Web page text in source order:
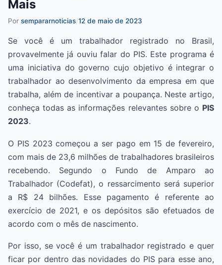
Mais
Por sempararnoticias/12 de maio de 2023
Se você é um trabalhador registrado no Brasil,
provavelmente já ouviu falar do PIS. Este programa é
uma iniciativa do governo cujo objetivo é integrar o
trabalhador ao desenvolvimento da empresa em que
trabalha, além de incentivar a poupança. Neste artigo,
conheça todas as informações relevantes sobre o PIS
2023.
O PIS 2023 começou a ser pago em 15 de fevereiro,
com mais de 23,6 milhões de trabalhadores brasileiros
recebendo. Segundo o Fundo de Amparo ao
Trabalhador (Codefat), o ressarcimento será superior
a R$ 24 bilhões. Esse pagamento é referente ao
exercício de 2021, e os depósitos são efetuados de
acordo com o mês de nascimento.
Por isso, se você é um trabalhador registrado e quer
ficar por dentro das novidades do PIS para esse ano,